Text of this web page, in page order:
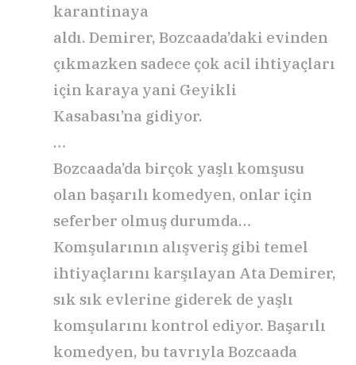
karantinaya
aldı. Demirer, Bozcaada’daki evinden
çıkmazken sadece çok acil ihtiyaçları
için karaya yani Geyikli
Kasabası’na gidiyor.
…
Bozcaada’da birçok yaşlı komşusu
olan başarılı komedyen, onlar için
seferber olmuş durumda…
Komşularının alışveriş gibi temel
ihtiyaçlarını karşılayan Ata Demirer,
sık sık evlerine giderek de yaşlı
komşularını kontrol ediyor. Başarılı
komedyen, bu tavrıyla Bozcaada